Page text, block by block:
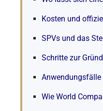
Kosten und
SPVs und das
Schritte zur
Anwendungsfälle
Wie World